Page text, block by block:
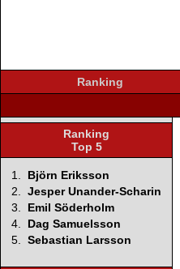
Ranking
Ranking
Top 5
1.
Björn Eriksson
2. Jesper Unander-Scharin
3.
Emil Söderholm
4.
Dag Samuelsson
5. Sebastian Larsson